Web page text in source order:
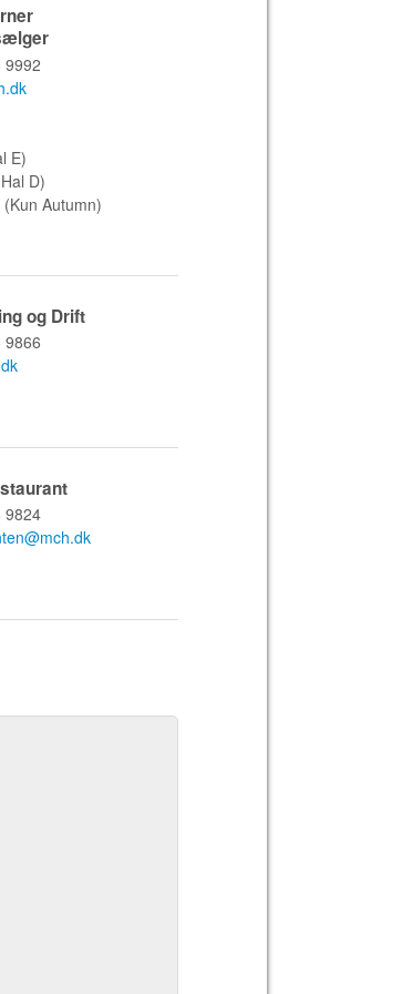
9992
E)
D)
Autumn)
og Drift
9866
9824